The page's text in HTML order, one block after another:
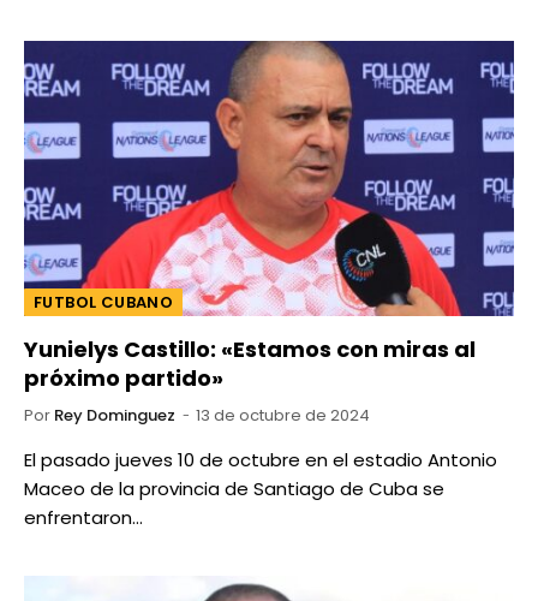
FUTBOL CUBANO
Yunielys Castillo: «Estamos con miras al
próximo partido»
Por Rey Dominguez 13 de octubre de 2024
El pasado jueves 10 de octubre en el estadio Antonio
Maceo de la provincia de Santiago de Cuba se
enfrentaron…